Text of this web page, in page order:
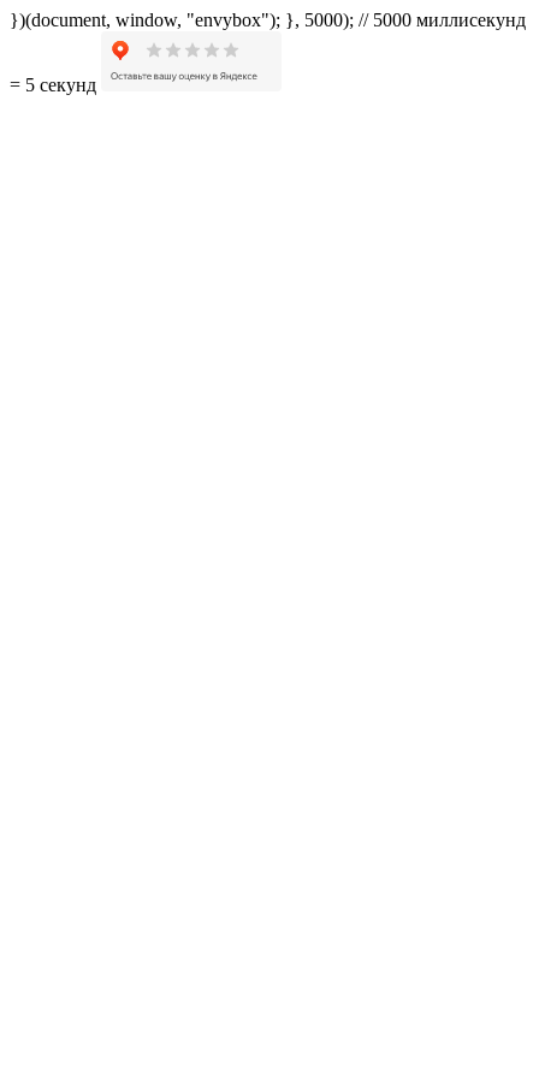
})(document, window, "envybox"); }, 5000); // 5000 миллисекунд
= 5 секунд